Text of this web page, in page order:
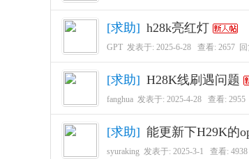
[求助] h28k亮红灯
GPT 发表于: 2025-6-28 查看: 2657 回
[求助] H28K线刷遇问题
fanghua 发表于: 2025-4-28 查看: 2955
[求助] 能更新下H29K的
syuraking 发表于: 2025-3-1 查看: